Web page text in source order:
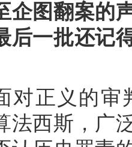
企图翻案的
后一批还记
对正义的审
法西斯，广